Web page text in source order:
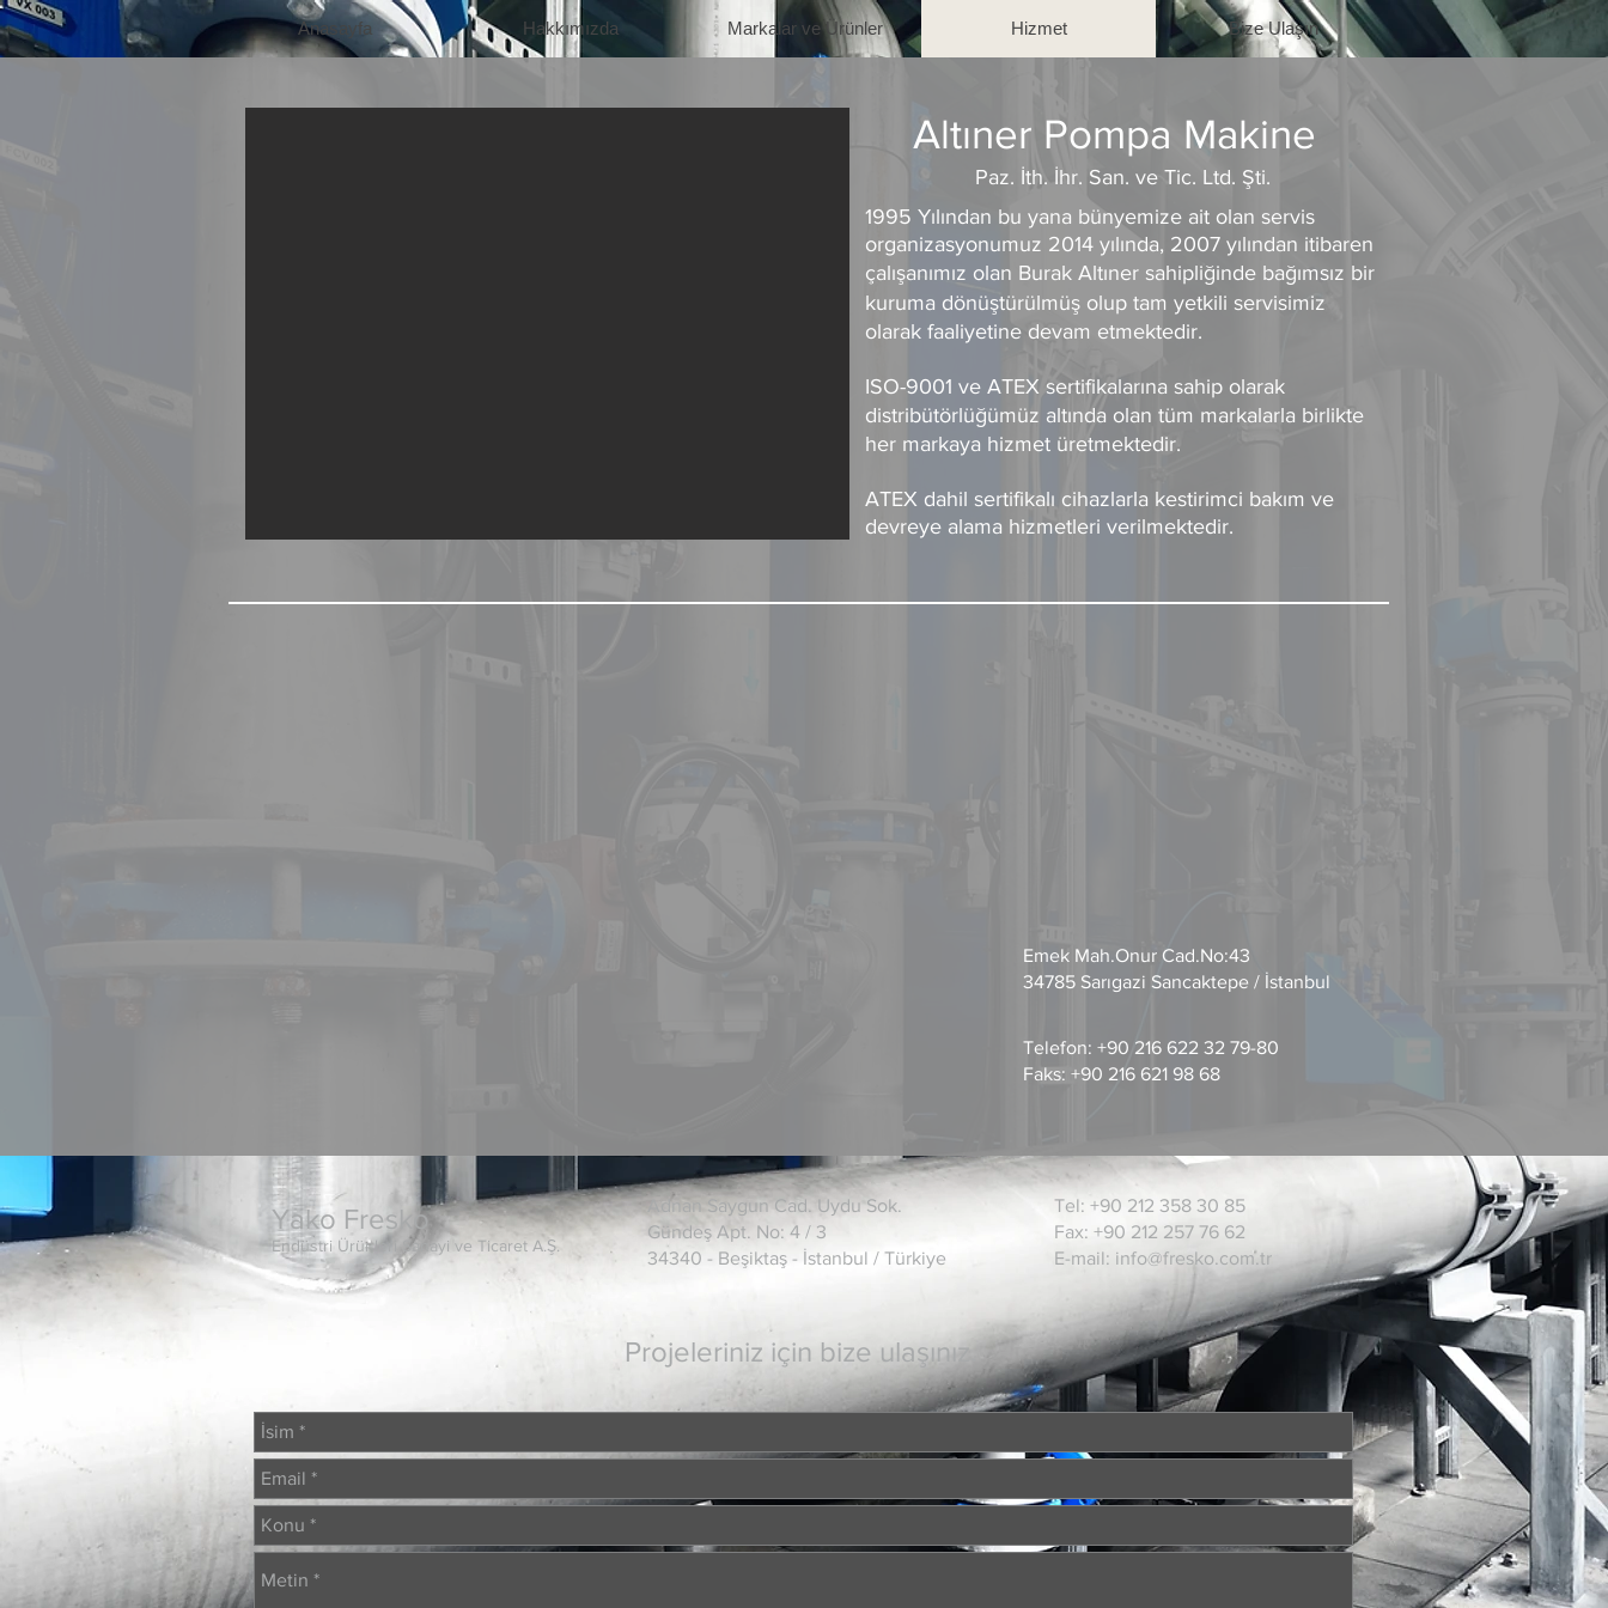
Anasayfa Hakkımızda Markalar ve Ürünler Hizmet Bize Ulaşın
Altıner Pompa Makine
Paz. İth. İhr. San. ve Tic. Ltd. Şti.
1995 Yılından bu yana bünyemize ait olan servis
organizasyonumuz 2014 yılında, 2007 yılından itibaren
çalışanımız olan Burak Altıner sahipliğinde bağımsız bir
kuruma dönüştürülmüş olup tam yetkili servisimiz
olarak faaliyetine devam etmektedir.
ISO-9001 ve ATEX sertifikalarına sahip olarak
distribütörlüğümüz altında olan tüm markalarla birlikte
her markaya hizmet üretmektedir.
​ATEX dahil sertifikalı cihazlarla kestirimci bakım ve
devreye alama hizmetleri verilmektedir.
Emek Mah.Onur Cad.No:43
34785 Sarıgazi Sancaktepe / İstanbul
Telefon: +90 216 622 32 79-80
Faks: +90 216 621 98 68
Yako Fresko
Endüstri Ürünleri Sanayi ve Ticaret A.Ş.
Adnan Saygun Cad. Uydu Sok.
Gündeş Apt. No: 4 / 3
34340 - Beşiktaş - İstanbul / Türkiye
Tel: +90 212 358 30 85
Fax: +90 212 257 76 62
E-mail: info@fresko.com.tr
Projeleriniz için bize ulaşınız.